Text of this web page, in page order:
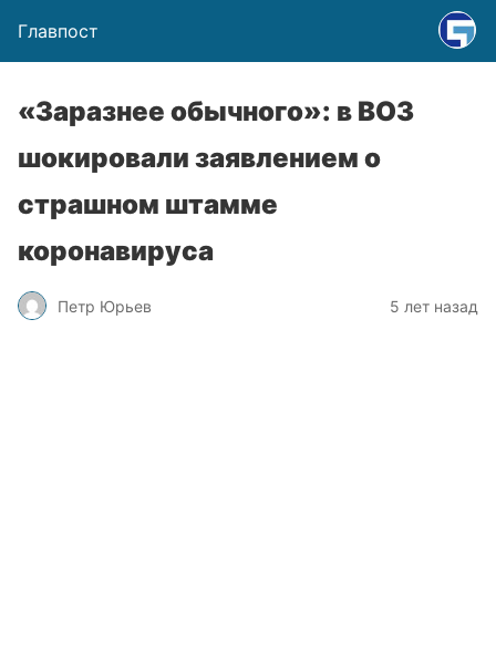
Главпост
«Заразнее обычного»: в ВОЗ
шокировали заявлением о
страшном штамме
коронавируса
Петр Юрьев 5 лет назад